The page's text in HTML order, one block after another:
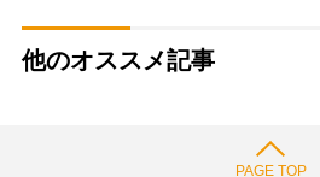
他のオススメ記事
PAGE TOP